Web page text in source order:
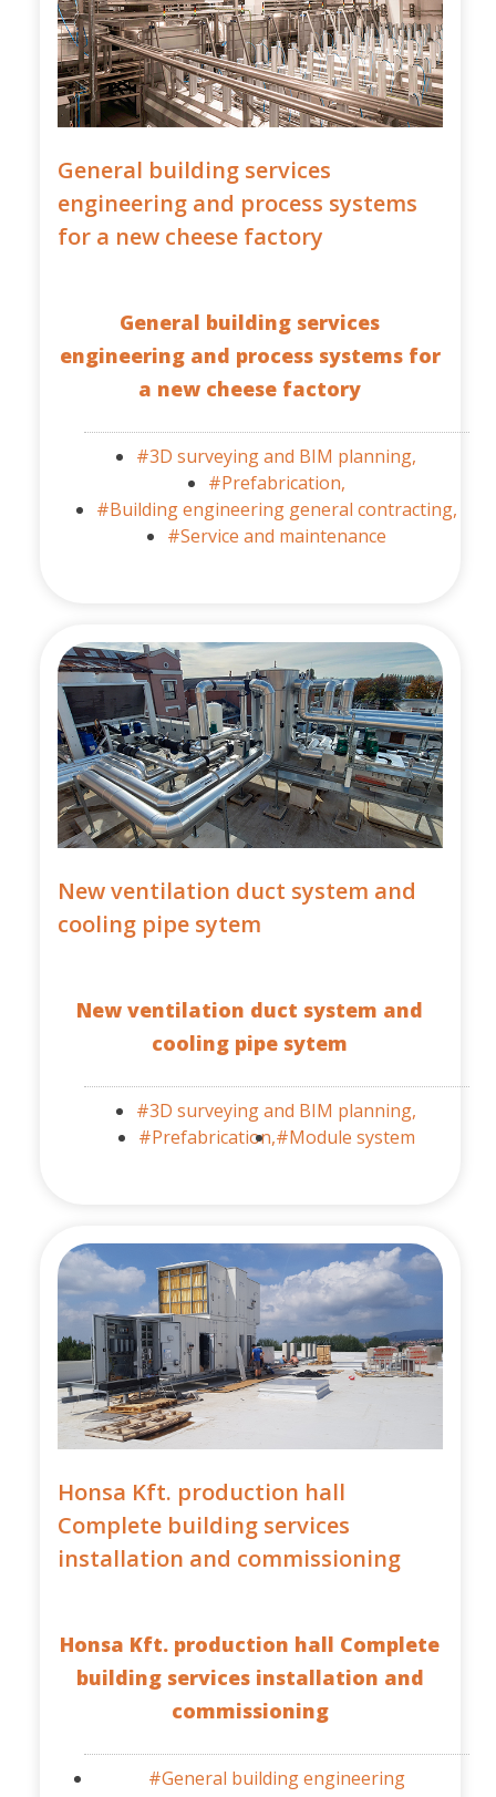
General building services
engineering and process systems
for a new cheese factory
General building services
engineering and process systems for
a new cheese factory
#3D surveying and BIM planning,
#Prefabrication,
#Building engineering general contracting,
#Service and maintenance
New ventilation duct system and
cooling pipe sytem
New ventilation duct system and
cooling pipe sytem
#3D surveying and BIM planning,
#Prefabrication,#Module system
Honsa Kft. production hall
Complete building services
installation and commissioning
Honsa Kft. production hall Complete
building services installation and
commissioning
#General building engineering